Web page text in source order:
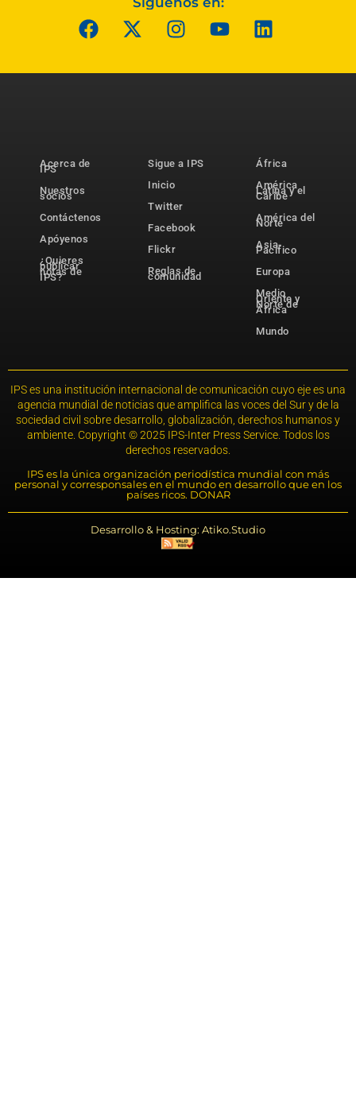
Acerca de
IPS
Nuestros
socios
Contáctenos
Apóyenos
¿Quieres
publicar
notas de
IPS?
Sigue a IPS
Inicio
Twitter
Facebook
Flickr
Reglas de
comunidad
África
América
Latina y el
Caribe
América del
Norte
Asia-
Pacífico
Europa
Medio
Oriente y
Norte de
África
Mundo
IPS es una institución internacional de comunicación cuyo eje es una
agencia mundial de noticias que amplifica las voces del Sur y de la
sociedad civil sobre desarrollo, globalización, derechos humanos y
ambiente. Copyright © 2025 IPS-Inter Press Service. Todos los
derechos reservados.
IPS es la única organización periodística mundial con más
personal y corresponsales en el mundo en desarrollo que en los
países ricos. DONAR
Desarrollo & Hosting: Atiko.Studio